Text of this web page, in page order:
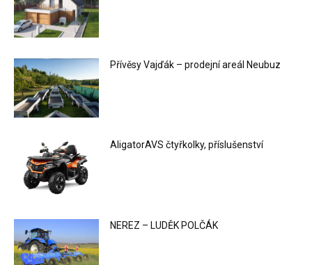
Přívěsy Vajďák – prodejní areál Neubuz
AligatorAVS čtyřkolky, příslušenství
NEREZ – LUDĚK POLČÁK